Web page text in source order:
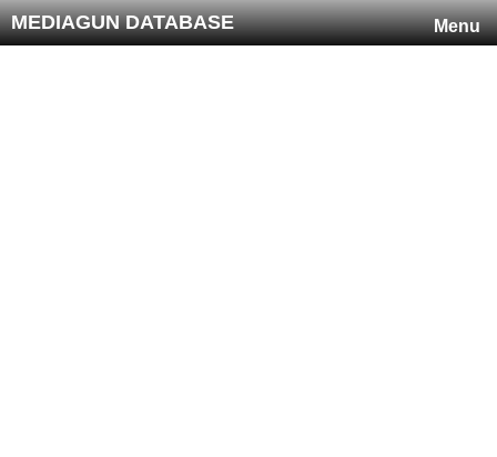
Menu
MEDIAGUN DATABASE